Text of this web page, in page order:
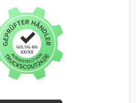
Blattfederung, Stützrad,
beklebt und/oder beschriftet sein
generell ohne neue TÜV-Abnahme.
erwünscht, unterbreiten wir Ihnen
Partnerwerkstätten! Fahrzeug kann
oder beschriftet sein. Es gelten unsere
Dodjzq Nfbopfx
wir Ihnen für dieses Objekt ein